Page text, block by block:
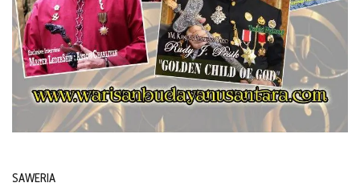
SAWERIA